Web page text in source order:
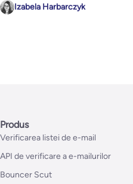
Izabela Harbarczyk
Produs
Verificarea listei de e-mail
API de verificare a e-mailurilor
Bouncer Scut